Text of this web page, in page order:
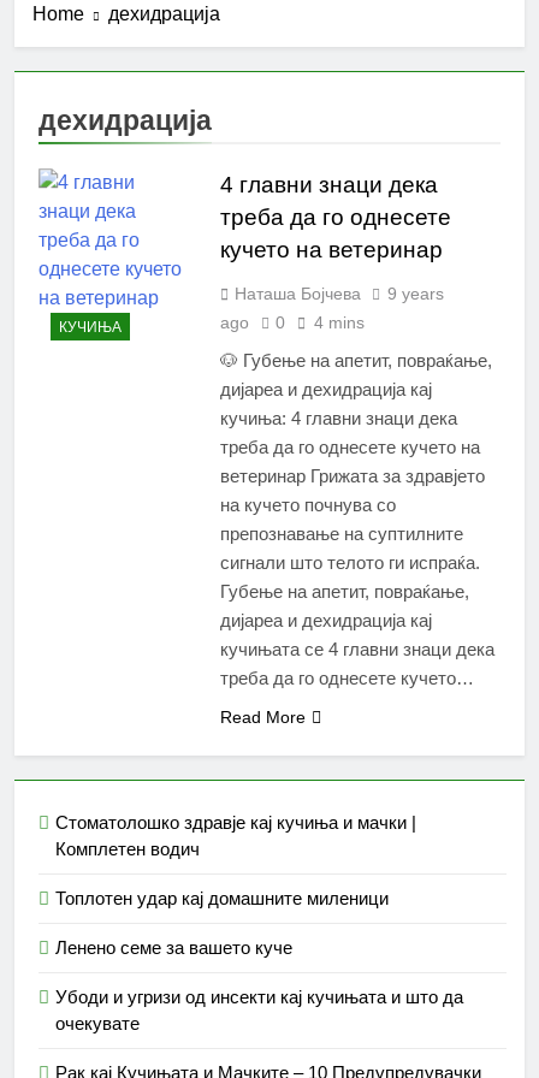
Home дехидрација
дехидрација
КУЧИЊА
4 главни знаци дека
треба да го однесете
кучето на ветеринар
Наташа Бојчева
9 years
ago
0 4 mins
🐶 Губење на апетит, повраќање,
дијареа и дехидрација кај
кучиња: 4 главни знаци дека
треба да го однесете кучето на
ветеринар Грижата за здравјето
на кучето почнува со
препознавање на суптилните
сигнали што телото ги испраќа.
Губење на апетит, повраќање,
дијареа и дехидрација кај
кучињата се 4 главни знаци дека
треба да го однесете кучето…
Read More
Стоматолошко здравје кај кучиња и мачки |
Комплетен водич
Топлотен удар кај домашните миленици
Ленено семе за вашето куче
Убоди и угризи од инсекти кај кучињата и што да
очекувате
Рак кај Кучињата и Мачките – 10 Предупредувачки